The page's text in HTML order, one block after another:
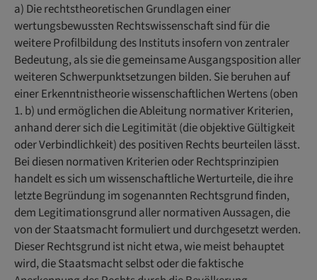
a) Die rechtstheoretischen Grundlagen einer
wertungsbewussten Rechtswissenschaft sind für die
weitere Profilbildung des Instituts insofern von zentraler
Bedeutung, als sie die gemeinsame Ausgangsposition aller
weiteren Schwerpunktsetzungen bilden. Sie beruhen auf
einer Erkenntnistheorie wissenschaftlichen Wertens (oben
1. b) und ermöglichen die Ableitung normativer Kriterien,
anhand derer sich die Legitimität (die objektive Gültigkeit
oder Verbindlichkeit) des positiven Rechts beurteilen lässt.
Bei diesen normativen Kriterien oder Rechtsprinzipien
handelt es sich um wissenschaftliche Werturteile, die ihre
letzte Begründung im sogenannten Rechtsgrund finden,
dem Legitimationsgrund aller normativen Aussagen, die
von der Staatsmacht formuliert und durchgesetzt werden.
Dieser Rechtsgrund ist nicht etwa, wie meist behauptet
wird, die Staatsmacht selbst oder die faktische